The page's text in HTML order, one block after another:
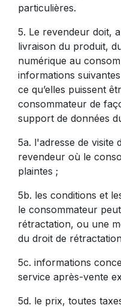
particulières.
5. Le revendeur doit,
livraison du produit,
numérique au
informations
ce qu’elles puissent
consommateur de
support de données
5a. l'adresse de visite
revendeur où le
plaintes ;
5b. les conditions et
le consommateur
rétractation, ou une
du droit de
5c. informations
service après-vente
5d. le prix, toutes